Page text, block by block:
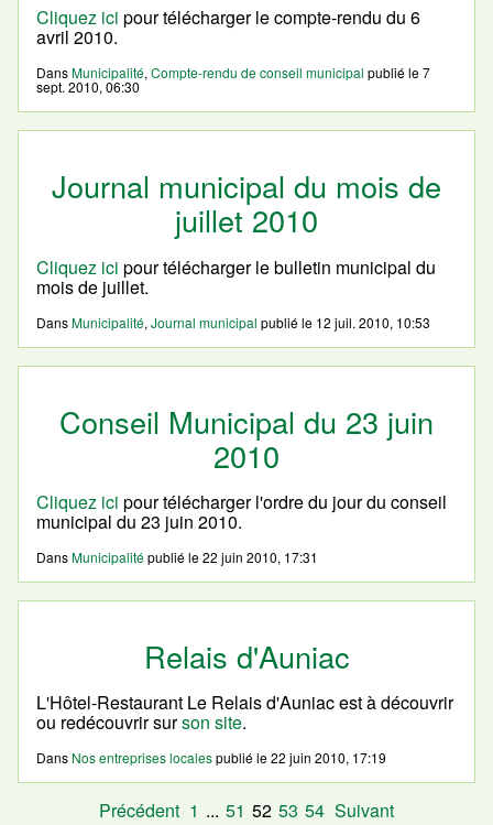
Cliquez ici pour télécharger le compte-rendu du 6
avril 2010.
DansMunicipalité, Compte-rendu de conseil municipal publié le7
sept. 2010, 06:30
Journal municipal du mois de
juillet 2010
Cliquez ici pour télécharger le bulletin municipal du
mois de juillet.
DansMunicipalité, Journal municipal publié le 12 juil. 2010, 10:53
Conseil Municipal du 23 juin
2010
Cliquez ici pour télécharger l'ordre du jour du conseil
municipal du 23 juin 2010.
DansMunicipalitépublié le22 juin 2010, 17:31
Relais d'Auniac
L'Hôtel-Restaurant Le Relais d'Auniac est à découvrir
ou redécouvrir surson site.
Dans Nos entreprises localespublié le22 juin 2010, 17:19
Précédent 1 ... 51 52 53 54 Suivant